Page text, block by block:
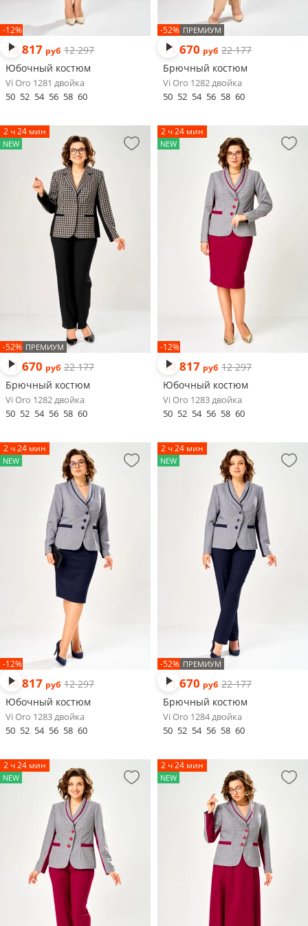
-12%
10 817 руб 12 297
Юбочный костюм
Vi Oro 1281 двойка
50 52 54 56 58 60
-52% ПРЕМИУМ
11 670 руб 22 177
Брючный костюм
Vi Oro 1282 двойка
50 52 54 56 58 60
2 ч 24 мин
NEW
-52% ПРЕМИУМ
11 670 руб 22 177
Брючный костюм
Vi Oro 1282 двойка
50 52 54 56 58 60
2 ч 24 мин
NEW
-12%
10 817 руб 12 297
Юбочный костюм
Vi Oro 1283 двойка
50 52 54 56 58 60
2 ч 24 мин
NEW
-12%
10 817 руб 12 297
Юбочный костюм
Vi Oro 1283 двойка
50 52 54 56 58 60
2 ч 24 мин
NEW
-52% ПРЕМИУМ
11 670 руб 22 177
Брючный костюм
Vi Oro 1284 двойка
50 52 54 56 58 60
2 ч 24 мин
NEW
2 ч 24 мин
NEW